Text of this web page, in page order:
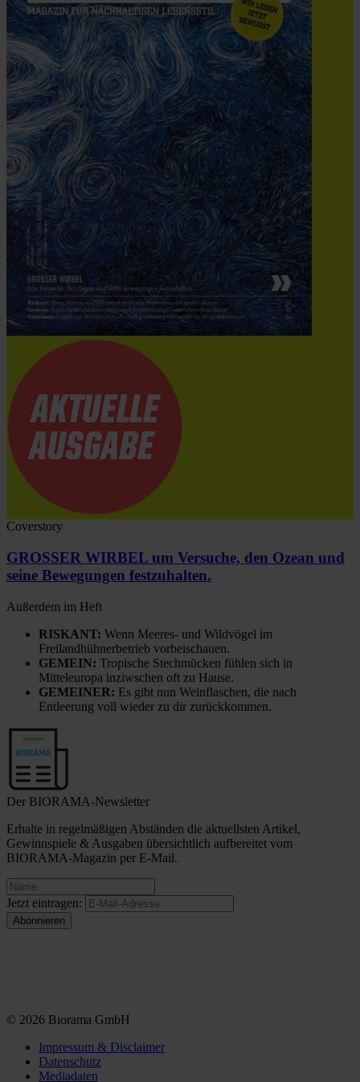
Coverstory
GROSSER WIRBEL um Versuche, den Ozean und
seine Bewegungen festzuhalten.
Außerdem im Heft
RISKANT: Wenn Meeres- und Wildvögel im
Freilandhühnerbetrieb vorbeischauen.
GEMEIN: Tropische Stechmücken fühlen sich in
Mitteleuropa inziwschen oft zu Hause.
GEMEINER: Es gibt nun Weinflaschen, die nach
Entleerung voll wieder zu dir zurückkommen.
Der BIORAMA-Newsletter
Erhalte in regelmäßigen Abständen die aktuellsten Artikel,
Gewinnspiele & Ausgaben übersichtlich aufbereitet vom
BIORAMA-Magazin per E-Mail.
Jetzt eintragen:
© 2026 Biorama GmbH
Impressum & Disclaimer
Datenschutz
Mediadaten